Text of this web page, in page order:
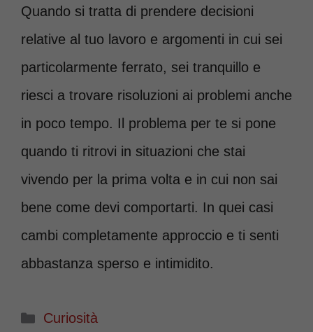
Quando si tratta di prendere decisioni
relative al tuo lavoro e argomenti in cui sei
particolarmente ferrato, sei tranquillo e
riesci a trovare risoluzioni ai problemi anche
in poco tempo. Il problema per te si pone
quando ti ritrovi in situazioni che stai
vivendo per la prima volta e in cui non sai
bene come devi comportarti. In quei casi
cambi completamente approccio e ti senti
abbastanza sperso e intimidito.
Categorie
Curiosità